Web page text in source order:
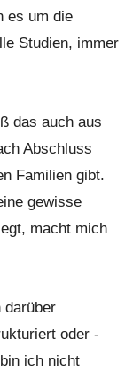
es um die
Studien, immer
das auch aus
Abschluss
Familien gibt.
gewisse
macht mich
darüber
oder -
ich nicht